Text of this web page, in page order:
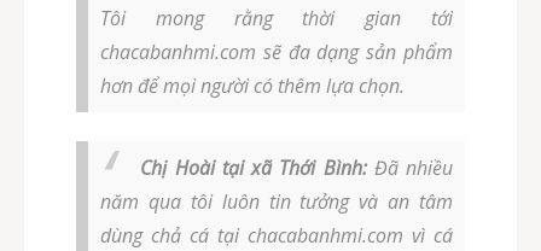
Tôi mong rằng thời gian tới
chacabanhmi.com sẽ đa dạng sản phẩm
hơn để mọi người có thêm lựa chọn.
Chị Hoài tại xã Thới Bình:Đã nhiều
năm qua tôi luôn tin tưởng và an tâm
dùng chả cá tại chacabanhmi.com vì cá